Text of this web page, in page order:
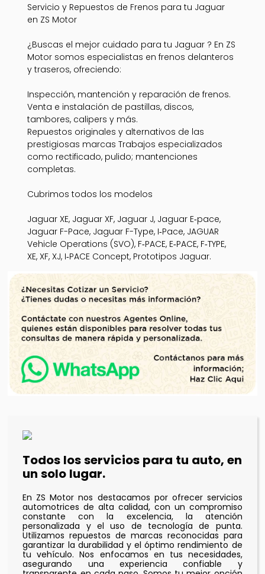
Servicio y Repuestos de Frenos para tu Jaguar
en ZS Motor
¿Buscas el mejor cuidado para tu Jaguar ? En ZS
Motor somos especialistas en frenos delanteros
y traseros, ofreciendo:
Inspección, mantención y reparación de frenos.
Venta e instalación de pastillas, discos,
tambores, calipers y más.
Repuestos originales y alternativos de las
prestigiosas marcas Trabajos especializados
como rectificado, pulido; mantenciones
completas.
Cubrimos todos los modelos
Jaguar XE, Jaguar XF, Jaguar J, Jaguar E‑pace,
Jaguar F-Pace, Jaguar F-Type, I‑Pace, JAGUAR
Vehicle Operations (SVO), F‑PACE, E‑PACE, F‑TYPE,
XE, XF, XJ, I‑PACE Concept, Prototipos Jaguar.
Todos los servicios para tu auto, en
un solo lugar.
En ZS Motor nos destacamos por ofrecer servicios
automotrices de alta calidad, con un compromiso
constante con la excelencia, la atención
personalizada y el uso de tecnología de punta.
Utilizamos repuestos de marcas reconocidas para
garantizar la durabilidad y el óptimo rendimiento de
tu vehículo. Nos enfocamos en tus necesidades,
asegurando una experiencia confiable y